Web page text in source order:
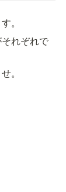
。
れぞれで
。